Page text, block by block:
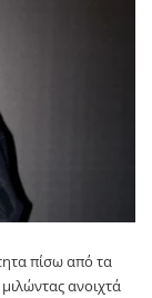
πίσω από τα
μιλώντας ανοιχτά